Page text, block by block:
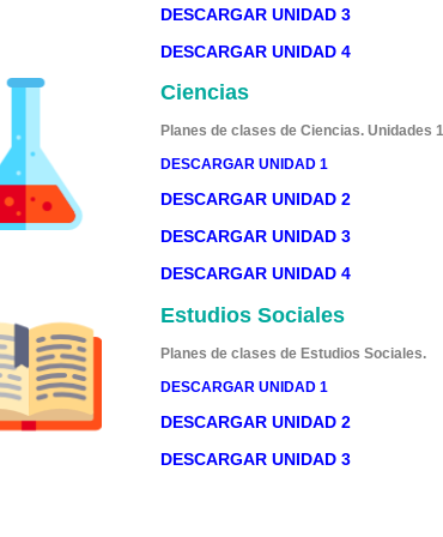
DESCARGAR UNIDAD 3
DESCARGAR UNIDAD 4
Ciencias
Planes de clases de Ciencias. Unidades
DESCARGAR UNIDAD 1
DESCARGAR UNIDAD 2
DESCARGAR UNIDAD 3
DESCARGAR UNIDAD 4
Estudios Sociales
Planes de clases de Estudios Sociales.
DESCARGAR UNIDAD 1
DESCARGAR UNIDAD 2
DESCARGAR UNIDAD 3